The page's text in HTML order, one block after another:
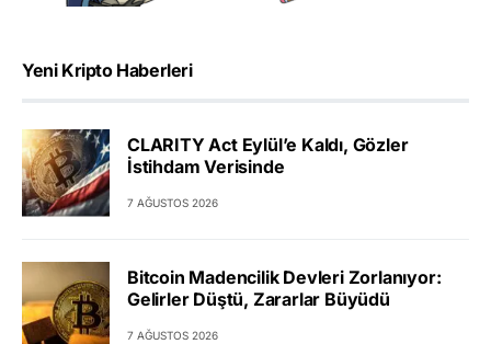
Yeni Kripto Haberleri
CLARITY Act Eylül’e Kaldı, Gözler
İstihdam Verisinde
7 AĞUSTOS 2026
Bitcoin Madencilik Devleri Zorlanıyor:
Gelirler Düştü, Zararlar Büyüdü
7 AĞUSTOS 2026